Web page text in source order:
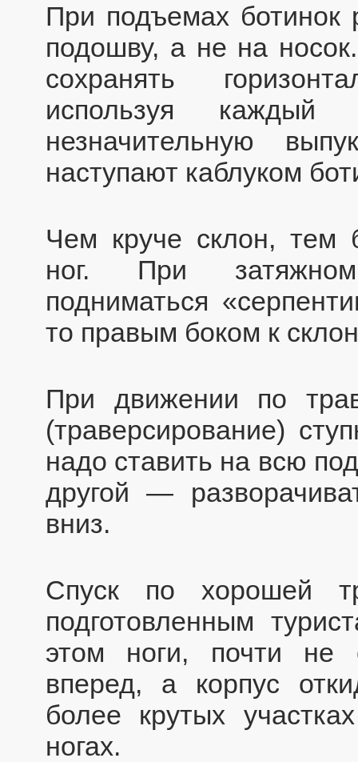
При подъемах ботинок
подошву, а не на
сохранять
используя
незначительную
наступают каблуком
Чем круче склон, тем
ног. При
подниматься
то правым боком к
При движении по
(траверсирование)
надо ставить на всю
другой —
вниз.
Спуск по хорошей
подготовленным
этом ноги, почти не
вперед, а корпус
более крутых
ногах.